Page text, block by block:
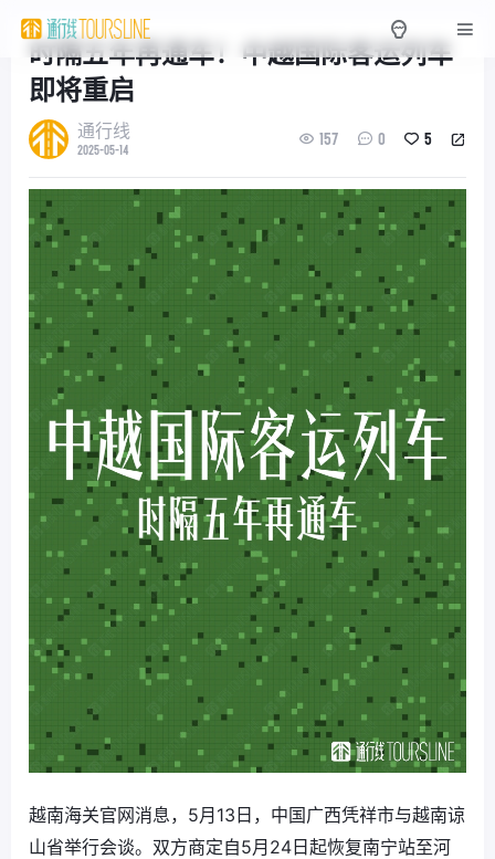
时隔五年再通车！中越国际客运列车
即将重启
通行线
2025-05-14
157 0 5
越南海关官网消息，5月13日，中国广西凭祥市与越南谅
山省举行会谈。双方商定自5月24日起恢复南宁站至河